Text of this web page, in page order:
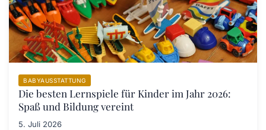
BABYAUSSTATTUNG
Die besten Lernspiele für Kinder im Jahr 2026:
Spaß und Bildung vereint
5. Juli 2026